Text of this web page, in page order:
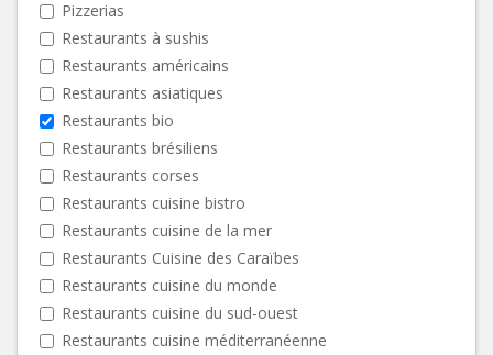
Pizzerias
Restaurants à sushis
Restaurants américains
Restaurants asiatiques
Restaurants bio
Restaurants brésiliens
Restaurants corses
Restaurants cuisine bistro
Restaurants cuisine de la mer
Restaurants Cuisine des Caraïbes
Restaurants cuisine du monde
Restaurants cuisine du sud-ouest
Restaurants cuisine méditerranéenne